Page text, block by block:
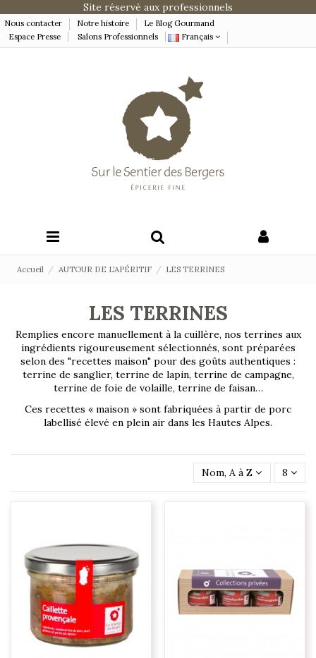
Site réservé aux professionnels
Nous contacter Notre histoire
Le Blog Gourmand
Espace Presse
Salons Professionnels Français
Accueil AUTOUR DE L'APÉRITIF LES TERRINES
LES TERRINES
Remplies encore manuellement à la cuillère, nos terrines aux
ingrédients rigoureusement sélectionnés, sont préparées
selon des "recettes maison" pour des goûts authentiques :
terrine de sanglier, terrine de lapin, terrine de campagne,
terrine de foie de volaille, terrine de faisan…
Ces recettes « maison » sont fabriquées à partir de porc
labellisé élevé en plein air dans les Hautes Alpes.
Nom, A à Z 8